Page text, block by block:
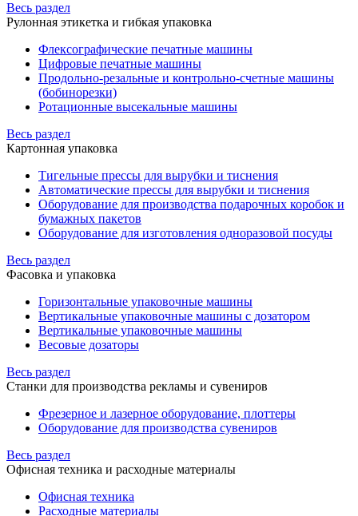
Весь раздел
Рулонная этикетка и гибкая упаковка
Флексографические печатные машины
Цифровые печатные машины
Продольно-резальные и контрольно-счетные машины
(бобинорезки)
Ротационные высекальные машины
Весь раздел
Картонная упаковка
Тигельные прессы для вырубки и тиснения
Автоматические прессы для вырубки и тиснения
Оборудование для производства подарочных коробок и
бумажных пакетов
Оборудование для изготовления одноразовой посуды
Весь раздел
Фасовка и упаковка
Горизонтальные упаковочные машины
Вертикальные упаковочные машины с дозатором
Вертикальные упаковочные машины
Весовые дозаторы
Весь раздел
Станки для производства рекламы и сувениров
Фрезерное и лазерное оборудование, плоттеры
Оборудование для производства сувениров
Весь раздел
Офисная техника и расходные материалы
Офисная техника
Расходные материалы